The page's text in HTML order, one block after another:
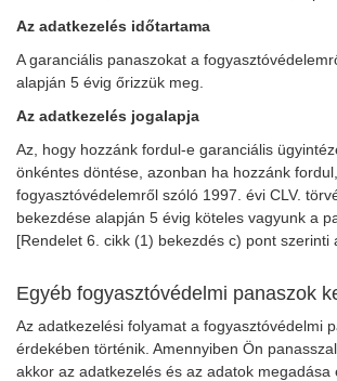
Az adatkezelés időtartama
A garanciális panaszokat a
alapján 5 évig őrizzük meg.
Az adatkezelés jogalapja
Az, hogy hozzánk fordul-e garanciális
önkéntes döntése, azonban ha hozzánk
fogyasztóvédelemről szóló 1997. évi CLV.
bekezdése alapján 5 évig köteles vagyunk a
[Rendelet 6. cikk (1) bekezdés c) pont szerinti
Egyéb fogyasztóvédelmi panaszok
Az adatkezelési folyamat a fogyasztóvédelmi
érdekében történik. Amennyiben Ön
akkor az adatkezelés és az adatok megadása